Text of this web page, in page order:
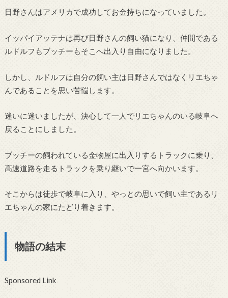
日野さんはアメリカで成功してお金持ちになっていました。
イッパイアッテナは再び日野さんの飼い猫になり、仲間である
ルドルフもブッチーもそこへ出入り自由になりました。
しかし、ルドルフは自分の飼い主は日野さんではなくリエちゃ
んであることを思い苦悩します。
迷いに迷いましたが、決心して一人でリエちゃんのいる岐阜へ
戻ることにしました。
ブッチーの飼われている金物屋に出入りするトラックに乗り、
高速道路を走るトラックを乗り継いで一宮へ向かいます。
そこからは徒歩で岐阜に入り、やっとの思いで飼い主であるリ
エちゃんの家にたどり着きます。
物語の結末
Sponsored Link